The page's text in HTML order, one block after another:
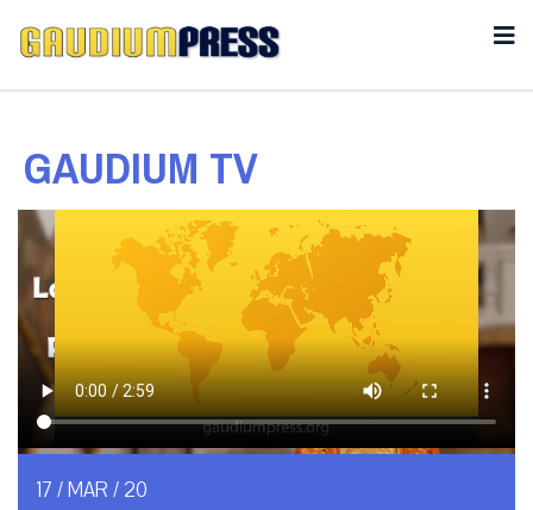
GAUDIUM TV
17 / MAR / 20